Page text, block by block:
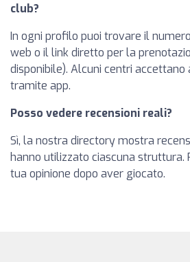
club?
In ogni profilo puoi trovare il
web o il link diretto per la
disponibile). Alcuni centri accettano
tramite app.
Posso vedere recensioni reali?
Sì, la nostra directory mostra
hanno utilizzato ciascuna struttura.
tua opinione dopo aver giocato.